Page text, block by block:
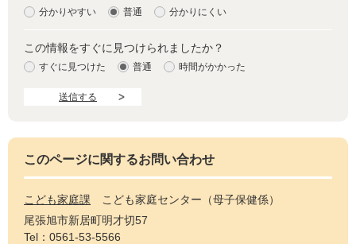
分かりやすい 普通 分かりにくい
この情報をすぐに見つけられましたか？
すぐに見つけた 普通 時間がかかった
このページに関するお問い合わせ
こども家庭課
こども家庭センター（母子保健係）
尾張旭市新居町明才切57
Tel：0561-53-5566